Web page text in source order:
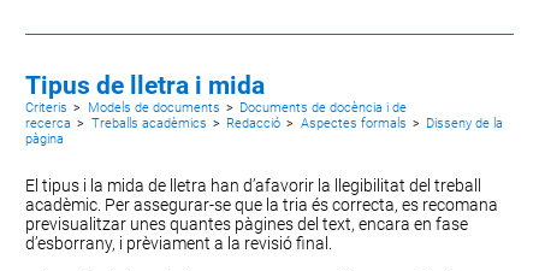
Tipus de lletra i mida
Criteris > Models de documents > Documents de docència i de
recerca > Treballs acadèmics > Redacció > Aspectes formals > Disseny de la
pàgina
El tipus i la mida de lletra han d’afavorir la llegibilitat del treball
acadèmic. Per assegurar-se que la tria és correcta, es recomana
previsualitzar unes quantes pàgines del text, encara en fase
d’esborrany, i prèviament a la revisió final.